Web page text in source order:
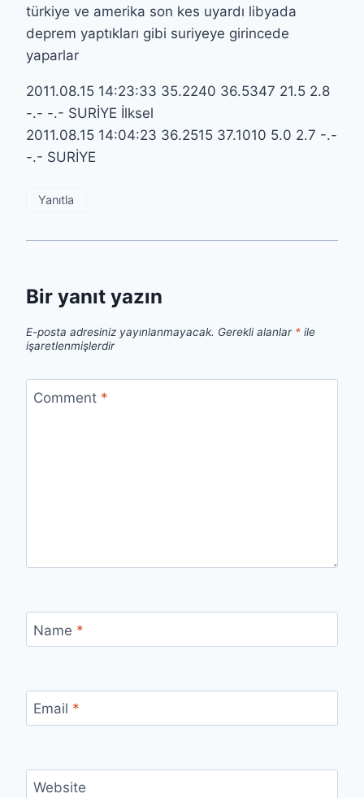
türkiye ve amerika son kes uyardı libyada
deprem yaptıkları gibi suriyeye girincede
yaparlar
2011.08.15 14:23:33 35.2240 36.5347 21.5 2.8
-.- -.- SURİYE İlksel
2011.08.15 14:04:23 36.2515 37.1010 5.0 2.7 -.-
-.- SURİYE
Yanıtla
Bir yanıt yazın
E-posta adresiniz yayınlanmayacak. Gerekli alanlar * ile
işaretlenmişlerdir
Comment *
Name *
Email *
Website